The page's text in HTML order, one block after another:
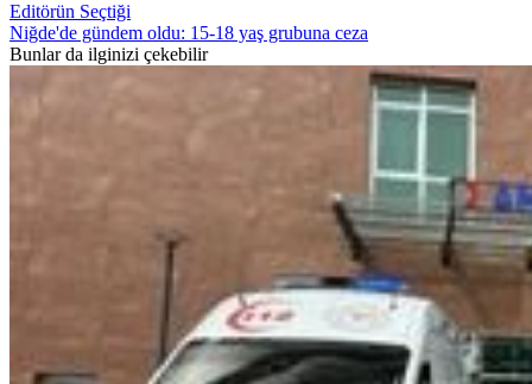
Editörün Seçtiği
Niğde'de gündem oldu: 15-18 yaş grubuna ceza
Bunlar da ilginizi çekebilir